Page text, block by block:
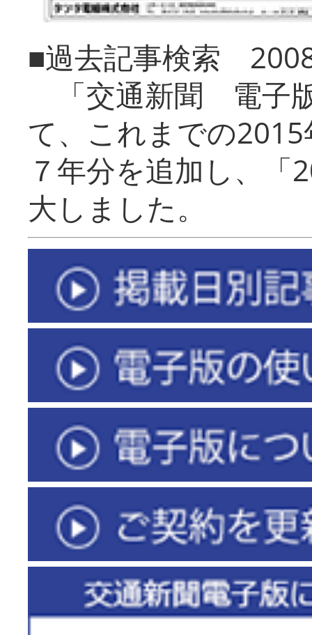
■過去記事検索
「交通新聞 電子
て、これまでの
７年分を追加し、「
大しまし